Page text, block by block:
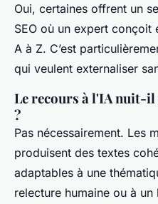
Oui, certaines offrent un
SEO où un expert
A à Z. C’est
qui veulent externaliser
Le recours à l'IA nuit-il
?
Pas nécessairement. Les
produisent des textes
adaptables à une
relecture humaine ou à